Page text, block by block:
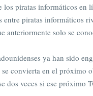
piratas informáticos en
piratas informáticos
anteriormente solo se
ya han sido
convierta en el próximo
dos veces si ese próximo